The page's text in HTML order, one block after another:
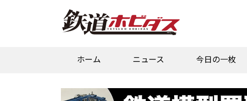
ホーム ニュース 今日の一枚